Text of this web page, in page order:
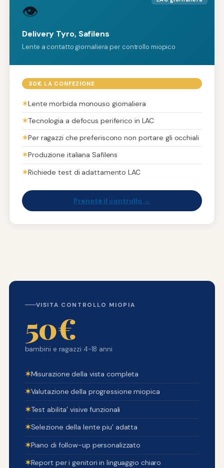
👁️
Delivery Tyro, Safilens
Lente a contatto giornaliera per controllo miopico
30€ LA CONFEZIONE
✶Lente morbida monouso giornaliera
✶Tecnologia a defocus periferico in LAC
✶Per ragazzi che preferiscono non portare gli occhiali
✶Produzione italiana Safilens
✶Richiede test di adattamento LAC
Prenota il controllo →
VISITA CONTROLLO MIOPIA
50€
bambini e ragazzi 4-18 anni
✶Misurazione della vista completa
✶Valutazione della progressione miopica
✶Test abilita’ visive funzionali
✶Selezione della lente piu’ adatta
✶Piano di follow-up personalizzato
✶Report per i genitori in linguaggio chiaro